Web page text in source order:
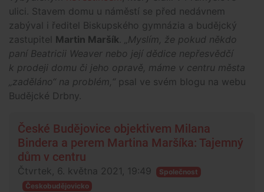
ulici. Stavem domu u náměstí se před nedávnem
zabýval i ředitel Biskupského gymnázia a budějcký
zastupitel Martin Maršík.
„Myslím, že pokud někdo
paní Beatricii Weaver nebo její dědice nepřesvědčí
k prodeji domu či jeho opravě, máme v centru města
„zaděláno“ na problém,“ psal ve svém blogu na webu
Budějcké Drbny.
České Budějovice objektivem Milana
Bindera a perem Martina Maršíka: Tajemný
dům v centru
Čtvrtek, 6. května 2021, 19:49
Společnost
Českobudějovicko